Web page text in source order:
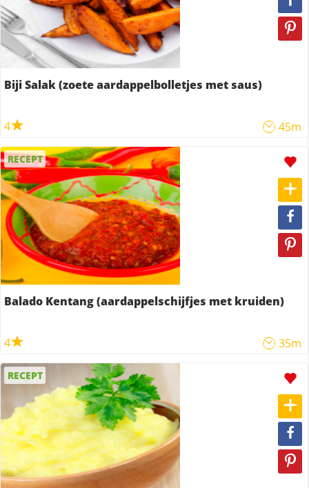
Biji Salak (zoete aardappelbolletjes met saus)
4 45m
RECEPT
Balado Kentang (aardappelschijfjes met kruiden)
4 35m
RECEPT